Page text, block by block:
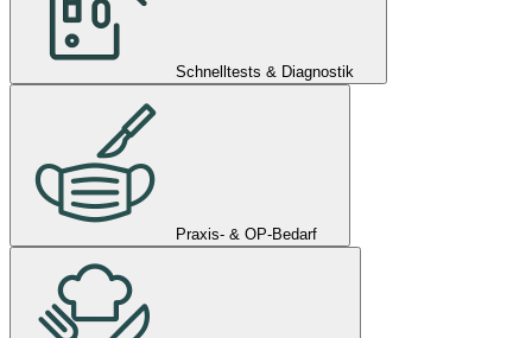
Schnelltests & Diagnostik
Praxis- & OP-Bedarf